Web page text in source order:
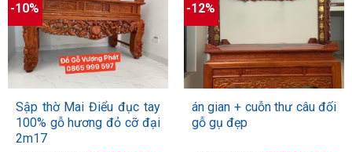
-10%
Sập thờ Mai Điểu đục tay
100% gỗ hương đỏ cỡ đại
2m17
-12%
án gian + cuỗn thư câu đối
gỗ gụ đẹp